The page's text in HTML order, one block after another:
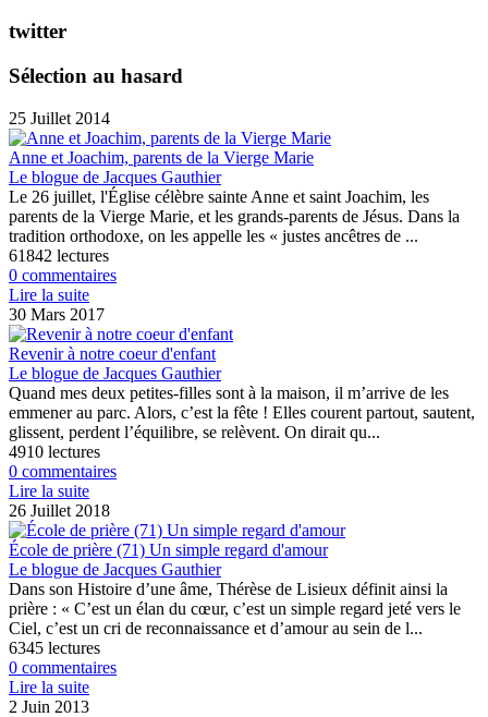
twitter
Sélection au hasard
25 Juillet 2014
Anne et Joachim, parents de la Vierge Marie
Le blogue de Jacques Gauthier
Le 26 juillet, l'Église célèbre sainte Anne et saint Joachim, les
parents de la Vierge Marie, et les grands-parents de Jésus. Dans la
tradition orthodoxe, on les appelle les « justes ancêtres de ...
61842 lectures
0 commentaires
Lire la suite
30 Mars 2017
Revenir à notre coeur d'enfant
Le blogue de Jacques Gauthier
Quand mes deux petites-filles sont à la maison, il m’arrive de les
emmener au parc. Alors, c’est la fête ! Elles courent partout, sautent,
glissent, perdent l’équilibre, se relèvent. On dirait qu...
4910 lectures
0 commentaires
Lire la suite
26 Juillet 2018
École de prière (71) Un simple regard d'amour
Le blogue de Jacques Gauthier
Dans son Histoire d’une âme, Thérèse de Lisieux définit ainsi la
prière : « C’est un élan du cœur, c’est un simple regard jeté vers le
Ciel, c’est un cri de reconnaissance et d’amour au sein de l...
6345 lectures
0 commentaires
Lire la suite
2 Juin 2013